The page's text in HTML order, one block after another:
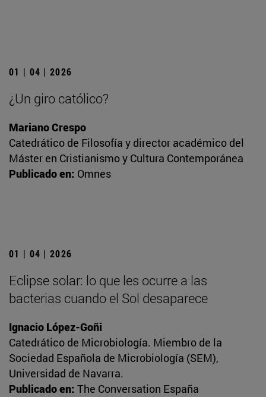
01 | 04 | 2026
¿Un giro católico?
Mariano Crespo
Catedrático de Filosofía y director académico del
Máster en Cristianismo y Cultura Contemporánea
Publicado en: Omnes
01 | 04 | 2026
Eclipse solar: lo que les ocurre a las
bacterias cuando el Sol desaparece
Ignacio López-Goñi
Catedrático de Microbiología. Miembro de la
Sociedad Española de Microbiología (SEM),
Universidad de Navarra.
Publicado en: The Conversation España